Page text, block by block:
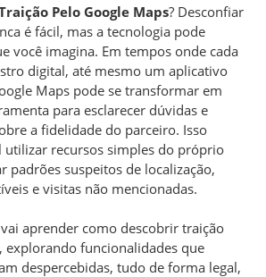
Pelo Google Maps? Desconfiar
é fácil, mas a tecnologia pode
você imagina. Em tempos onde cada
digital, até mesmo um aplicativo
Maps pode se transformar em
para esclarecer dúvidas e
a fidelidade do parceiro. Isso
utilizar recursos simples do próprio
padrões suspeitos de localização,
e visitas não mencionadas.
aprender como descobrir traição
explorando funcionalidades que
despercebidas, tudo de forma legal,